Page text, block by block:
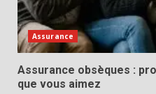
Assurance
Assurance obsèques :
que vous aimez